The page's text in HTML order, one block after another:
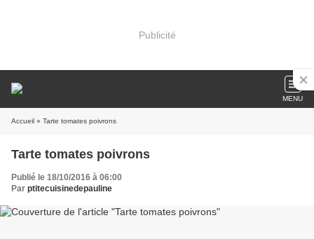
Publicité
MENU
Accueil » Tarte tomates poivrons
Tarte tomates poivrons
Publié le 18/10/2016 à 06:00
Par ptitecuisinedepauline